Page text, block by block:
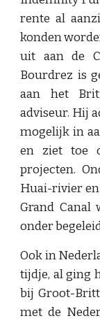
rente al
konden
uit aan de
Bourdrez is
aan het
adviseur. Hij
mogelijk in
en ziet toe
projecten.
Huai-rivier en
Grand Canal
onder
Ook in
tijdje, al ging
bij Groot-
met de